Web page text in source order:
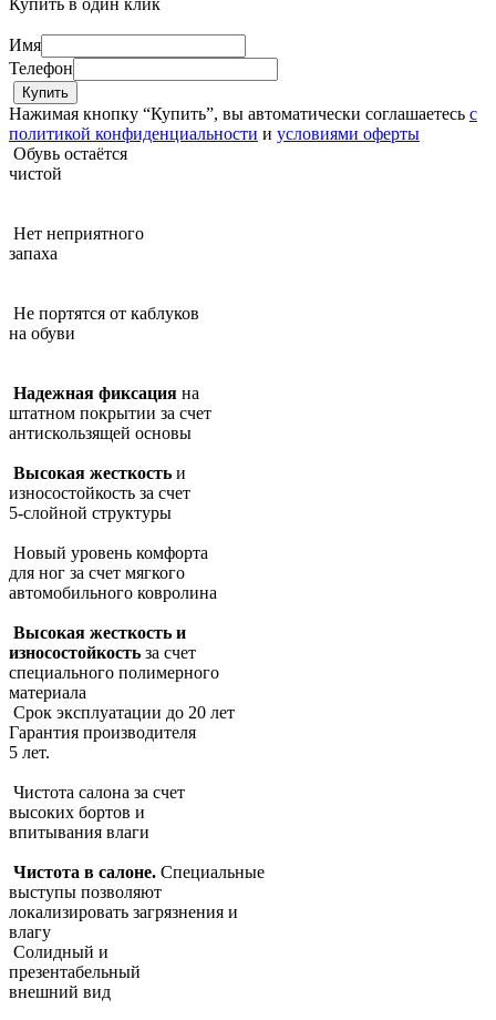
Имя
Телефон
Нажимая кнопку “Купить”, вы автоматически соглашаетесь с
политикой конфиденциальности и условиями оферты
Обувь остаётся
чистой
Нет неприятного
запаха
Не портятся от каблуков
на обуви
Надежная фиксация на
штатном покрытии за счет
антискользящей основы
Высокая жесткость и
износостойкость за счет
5-слойной структуры
Новый уровень комфорта
для ног за счет мягкого
автомобильного ковролина
Высокая жесткость и
износостойкость за счет
специального полимерного
материала
Срок эксплуатации до 20 лет
Гарантия производителя
5 лет.
Чистота салона за счет
высоких бортов и
впитывания влаги
Чистота в салоне. Специальные
выступы позволяют
локализировать загрязнения и
влагу
Солидный и
презентабельный
внешний вид